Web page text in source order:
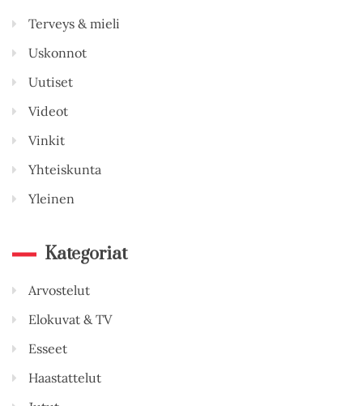
Terveys & mieli
Uskonnot
Uutiset
Videot
Vinkit
Yhteiskunta
Yleinen
Kategoriat
Arvostelut
Elokuvat & TV
Esseet
Haastattelut